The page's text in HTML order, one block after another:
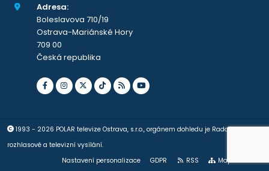
Adresa:
Boleslavova 710/19
Ostrava-Mariánské Hory
709 00
Česká republika
1993 - 2026 POLAR televize Ostrava, s.r.o., orgánem dohledu je Rada pro
rozhlasové a televizní vysílání.
Nastavení personalizace
GDPR RSS Mapa stránek